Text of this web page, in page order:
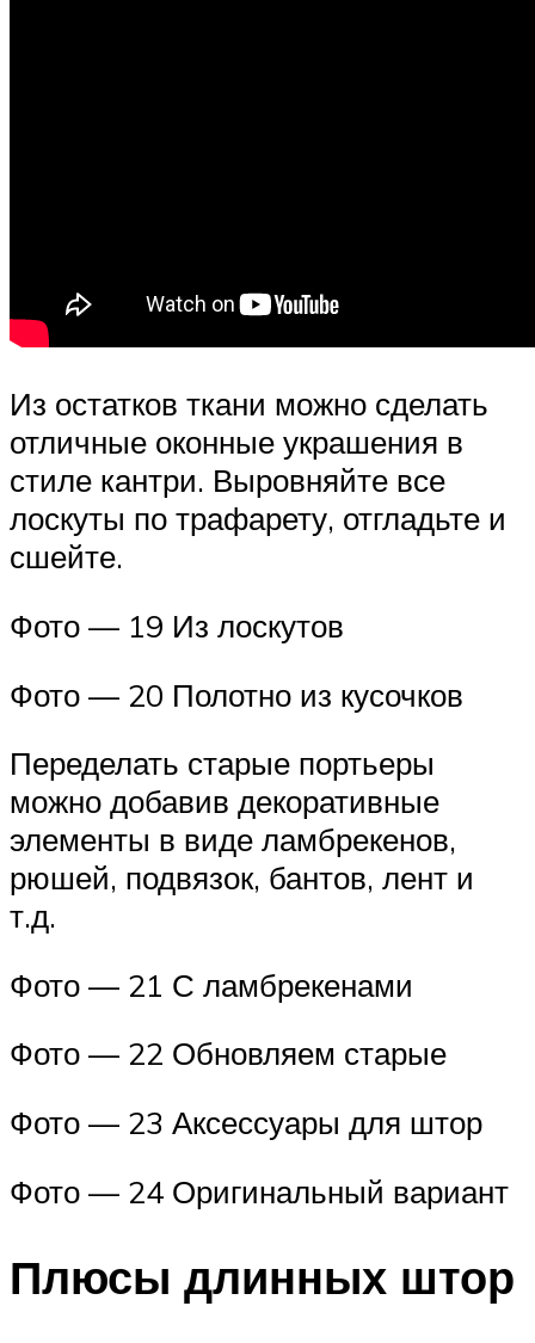
Из остатков ткани можно сделать
отличные оконные украшения в
стиле кантри. Выровняйте все
лоскуты по трафарету, отгладьте и
сшейте.
Фото — 19 Из лоскутов
Фото — 20 Полотно из кусочков
Переделать старые портьеры
можно добавив декоративные
элементы в виде ламбрекенов,
рюшей, подвязок, бантов, лент и
т.д.
Фото — 21 С ламбрекенами
Фото — 22 Обновляем старые
Фото — 23 Аксессуары для штор
Фото — 24 Оригинальный вариант
Плюсы длинных штор